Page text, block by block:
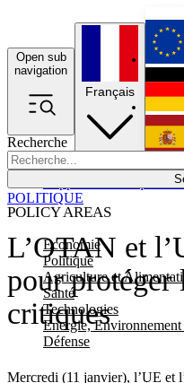
Open sub
navigation
Recherche
POLICY AREAS
Economie
Politique
Agriculture et
Santé
Technologies
Energie, Environnement
Défense
Français
L’OTAN et
pour protéger
critiques
Mercredi (11 janvier), l’UE et
POLITIQUE